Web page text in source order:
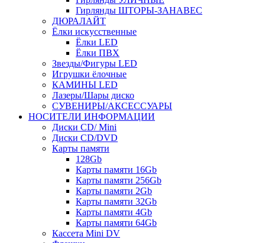
Гирлянды ШТОРЫ-ЗАНАВЕС
ДЮРАЛАЙТ
Ёлки искусственные
Ёлки LED
Ёлки ПВХ
Звезды/Фигуры LED
Игрушки ёлочные
КАМИНЫ LED
Лазеры/Шары диско
СУВЕНИРЫ/АКСЕССУАРЫ
НОСИТЕЛИ ИНФОРМАЦИИ
Диски CD/ Mini
Диски CD/DVD
Карты памяти
128Gb
Карты памяти 16Gb
Карты памяти 256Gb
Карты памяти 2Gb
Карты памяти 32Gb
Карты памяти 4Gb
Карты памяти 64Gb
Кассета Mini DV